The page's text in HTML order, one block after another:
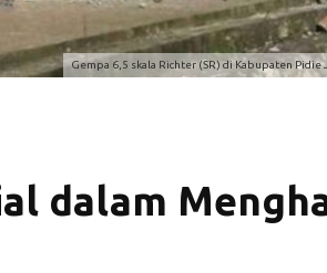
Gempa 6,5 skala Richter (SR) di Kabupaten Pidie
dalam